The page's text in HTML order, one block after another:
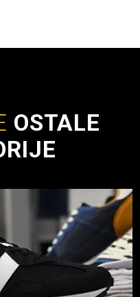
OSTALE